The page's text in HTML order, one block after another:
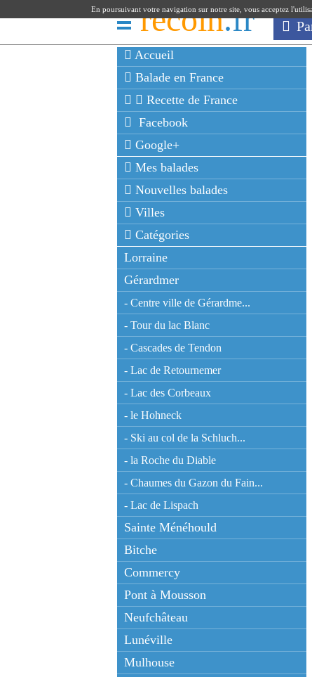
recoin.fr
Accueil
Balade en France
Recette de France
Facebook
Google+
Mes balades
Nouvelles balades
Villes
Catégories
Lorraine
Gérardmer
- Centre ville de Gérardme...
- Tour du lac Blanc
- Cascades de Tendon
- Lac de Retournemer
- Lac des Corbeaux
- le Hohneck
- Ski au col de la Schluch...
- la Roche du Diable
- Chaumes du Gazon du Fain...
- Lac de Lispach
Sainte Ménéhould
Bitche
Commercy
Pont à Mousson
Neufchâteau
Lunéville
Mulhouse
En poursuivant votre navigation sur notre site, vous acceptez